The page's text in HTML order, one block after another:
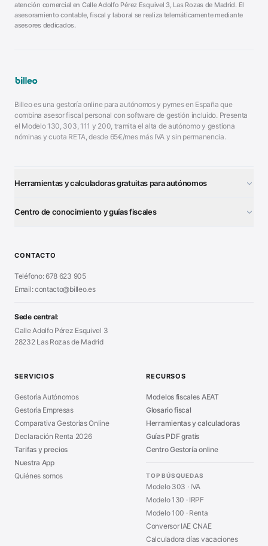
atención comercial en Calle Adolfo Pérez Esquivel 3, Las Rozas de Madrid. El
asesoramiento contable, fiscal y laboral se realiza telemáticamente mediante
asesores dedicados.
Billeo es una gestoría online para autónomos y pymes en España que
combina asesor fiscal personal con software de gestión incluido. Presenta
el Modelo 130, 303, 111 y 200, tramita el alta de autónomo y gestiona
nóminas y cuota RETA, desde 65€/mes más IVA y sin permanencia.
Herramientas y calculadoras gratuitas para autónomos
Generador Nóminas
■ Generador Presupuestos
Generador Facturas
■Modelo Nómina PDF
■Calculadora Vacaciones
Centro de conocimiento y guías fiscales
■Alta Autónomo Paso a Paso
Declaración Renta 2026
■Certificado Digital
■Sanciones Hacienda
■Asesoría en Madrid
CONTACTO
Teléfono: 678 623 905
Email: contacto@billeo.es
Sede central:
Calle Adolfo Pérez Esquivel 3
28232 Las Rozas de Madrid
SERVICIOS
Gestoría Autónomos
Gestoría Empresas
Comparativa Gestorías Online
Declaración Renta 2026
Tarifas y precios
Nuestra App
Quiénes somos
RECURSOS
Modelos fiscales AEAT
Glosario fiscal
Herramientas y calculadoras
Guías PDF gratis
Centro Gestoría online
TOP BÚSQUEDAS
Modelo 303 · IVA
Modelo 130 · IRPF
Modelo 100 · Renta
Conversor IAE CNAE
Calculadora días vacaciones